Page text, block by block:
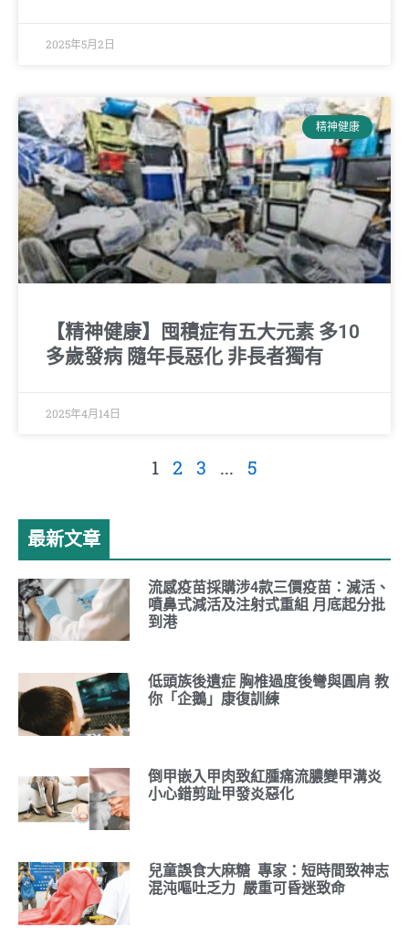
2025年5月2日
精神健康
【精神健康】囤積症有五大元素 多10
多歲發病 隨年長惡化 非長者獨有
2025年4月14日
1 2 3 ... 5
最新文章
流感疫苗採購涉4款三價疫苗：滅活、
噴鼻式減活及注射式重組 月底起分批
到港
低頭族後遺症 胸椎過度後彎與圓肩 教
你「企鵝」康復訓練
倒甲嵌入甲肉致紅腫痛流膿變甲溝炎
小心錯剪趾甲發炎惡化
兒童誤食大麻糖 專家：短時間致神志
混沌嘔吐乏力 嚴重可昏迷致命